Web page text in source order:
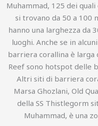
Muhammad, 125 dei
si trovano da 50 a 100
hanno una larghezza da
luoghi. Anche se in
barriera corallina è larga
Reef sono hotspot delle
Altri siti di barriera
Marsa Ghozlani, Old
della SS Thistlegorm
Muhammad, è una